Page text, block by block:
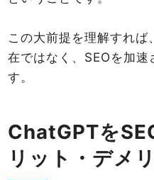
この大前提を理解すれ
在ではなく、SEOを加速
す。
ChatGPTを
リット・デメ